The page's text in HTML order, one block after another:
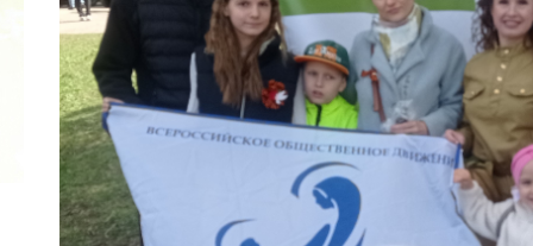
2022 ГОД ПРОВОЗГЛАШЕН ГОДОМ
МАТЕРИ В ЯКУТИИ
19.12.2021